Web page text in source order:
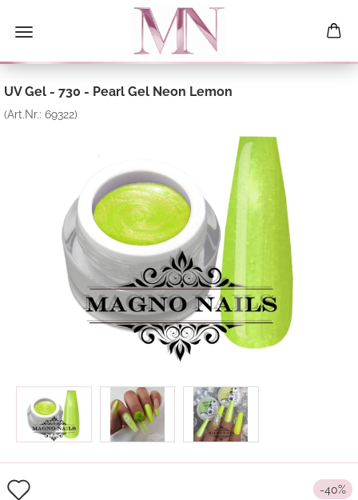
UV Gel - 730 - Pearl Gel Neon Lemon
(Art.Nr.: 69322)
-40%